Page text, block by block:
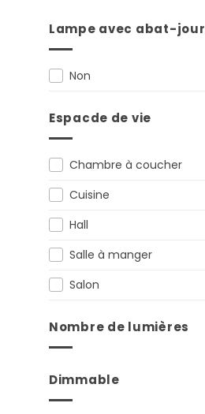
Lampe avec abat-jour
Non
Espacde de vie
Chambre à coucher
Cuisine
Hall
Salle à manger
Salon
Nombre de lumières
Dimmable